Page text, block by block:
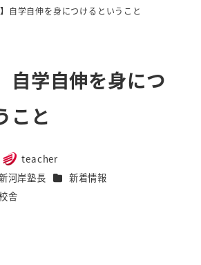
】自学自伸を身につけるということ
自学自伸を身につ
こと
著
者
teacher
河岸塾長 カテゴリー
新着情報
舎